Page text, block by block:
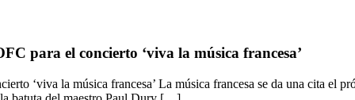
para el concierto ‘viva la música francesa’
‘viva la música francesa’ La música francesa se da una cita el